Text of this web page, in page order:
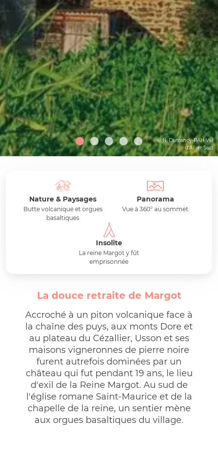
© N. Dutranoy-PAH Val
d'Allier Sud
Nature & Paysages
Butte volcanique et orgues
basaltiques
Panorama
Vue à 360° au sommet
Insolite
La reine Margot y fût
emprisonnée
La douce retraite de Margot
Accroché à un piton volcanique face à
la chaîne des puys, aux monts Dore et
au plateau du Cézallier, Usson et ses
maisons vigneronnes de pierre noire
furent autrefois dominées par un
château qui fut pendant 19 ans, le lieu
d'exil de la Reine Margot. Au sud de
l'église romane Saint-Maurice et de la
chapelle de la reine, un sentier mène
aux orgues basaltiques du village.